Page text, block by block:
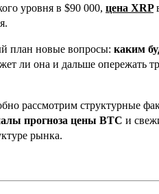
уровня в $90 000, цена XRP
план новые вопросы: каким
ли она и дальше опережать
рассмотрим структурные
прогноза цены BTC и
рынка.